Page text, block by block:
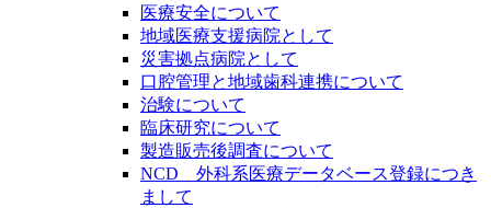
医療安全について
地域医療支援病院として
災害拠点病院として
口腔管理と地域歯科連携について
治験について
臨床研究について
製造販売後調査について
NCD 外科系医療データベース登録につき
まして